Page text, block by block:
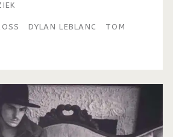
DYLAN LEBLANC
TOM